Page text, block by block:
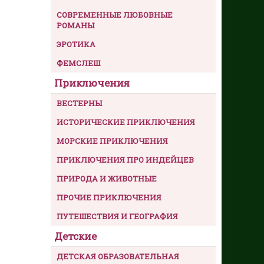
СОВРЕМЕННЫЕ ЛЮБОВНЫЕ
РОМАНЫ
ЭРОТИКА
ФЕМСЛЕШ
Приключения
ВЕСТЕРНЫ
ИСТОРИЧЕСКИЕ ПРИКЛЮЧЕНИЯ
МОРСКИЕ ПРИКЛЮЧЕНИЯ
ПРИКЛЮЧЕНИЯ ПРО ИНДЕЙЦЕВ
ПРИРОДА И ЖИВОТНЫЕ
ПРОЧИЕ ПРИКЛЮЧЕНИЯ
ПУТЕШЕСТВИЯ И ГЕОГРАФИЯ
Детские
ДЕТСКАЯ ОБРАЗОВАТЕЛЬНАЯ